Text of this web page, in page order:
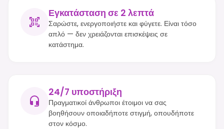
Εγκατάσταση σε 2 λεπτά
Σαρώστε, ενεργοποιήστε και φύγετε. Είναι τόσο
απλό — δεν χρειάζονται επισκέψεις σε
κατάστημα.
24/7 υποστήριξη
Πραγματικοί άνθρωποι έτοιμοι να σας
βοηθήσουν οποιαδήποτε στιγμή, οπουδήποτε
στον κόσμο.